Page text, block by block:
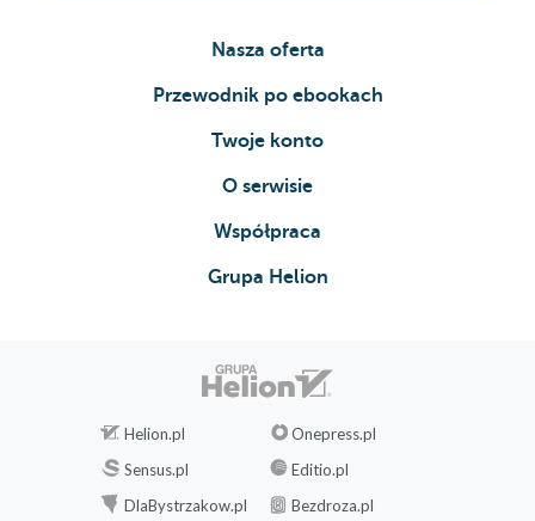
Nasza oferta
Przewodnik po ebookach
Twoje konto
O serwisie
Współpraca
Grupa Helion
Helion.pl
Onepress.pl
Sensus.pl
Editio.pl
DlaBystrzakow.pl
Bezdroza.pl